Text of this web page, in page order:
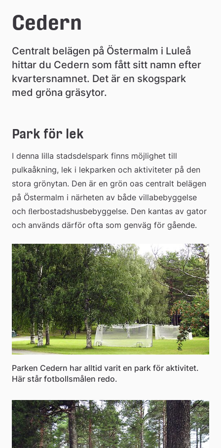
n
Cedern
Centralt belägen på Östermalm i Luleå
hittar du Cedern som fått sitt namn efter
kvartersnamnet. Det är en skogspark
med gröna gräsytor.
Park för lek
I denna lilla stadsdelspark finns möjlighet till
pulkaåkning, lek i lekparken och aktiviteter på den
stora grönytan. Den är en grön oas centralt belägen
på Östermalm i närheten av både villabebyggelse
och ﬂerbostadshusbebyggelse. Den kantas av gator
och används därför ofta som genväg för gående.
Parken Cedern har alltid varit en park för aktivitet.
Här står fotbollsmålen redo.